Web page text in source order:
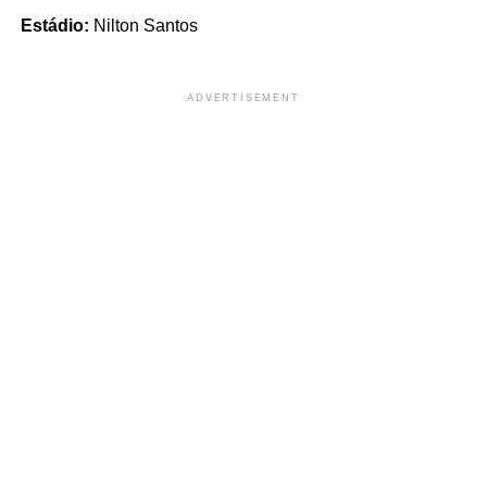
Estádio: Nilton Santos
ADVERTISEMENT